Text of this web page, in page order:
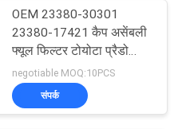
OEM 23380-30301
23380-17421 कैप असेंबली
फ्यूल फिल्टर टोयोटा प्रैडो
2009- के लिए
negotiable MOQ:10PCS
संपर्क